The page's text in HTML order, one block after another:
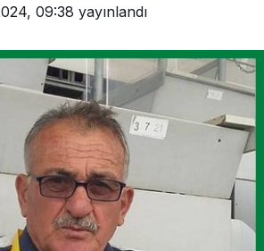
09:38 yayınlandı